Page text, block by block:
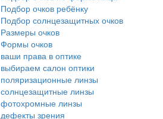
Подбор очков ребёнку
Подбор солнцезащитных очков
Размеры очков
Формы очков
ваши права в оптике
выбираем салон оптики
поляризационные линзы
солнцезащитные линзы
фотохромные линзы
дефекты зрения